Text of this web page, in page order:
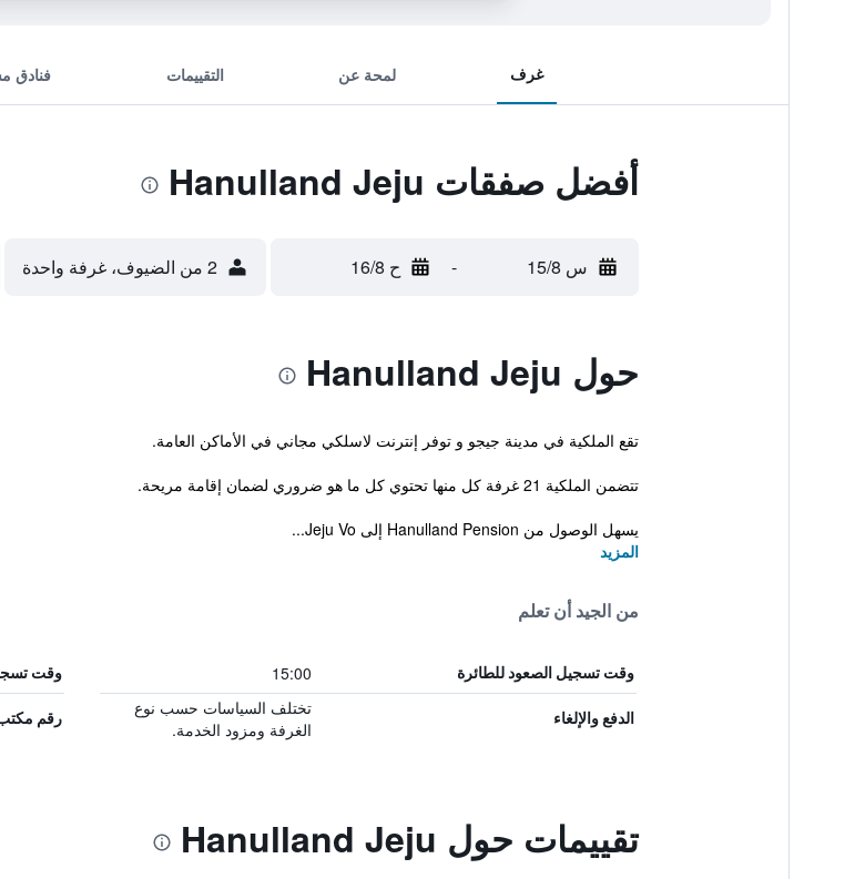
غرف لمحة عن التقييمات فنادق
أفضل صفقات Hanulland Jeju
س 15/8 - ح 16/8 2 من الضيوف، غرفة واحدة
حول Hanulland Jeju
تقع الملكية في مدينة جيجو و توفر إنترنت لاسلكي مجاني في الأماكن العامة.
تتضمن الملكية 21 غرفة كل منها تحتوي كل ما هو ضروري لضمان إقامة مريحة.
يسهل الوصول من Hanulland Pension إلى Jeju Vo...
المزيد
من الجيد أن تعلم
وقت تسجيل الصعود للطائرة 15:00 وقت
الدفع والإلغاء
تختلف السياسات حسب نوع
الغرفة ومزود الخدمة.
رقم مكتب
تقييمات حول Hanulland Jeju